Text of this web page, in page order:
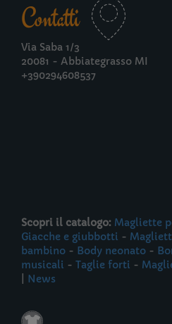
Contatti
Via Saba 1/3
20081 - Abbiategrasso MI
+390294608537
Scopri il catalogo: Magliette
Giacche e giubbotti -
bambino - Body neonato -
musicali - Taglie forti -
News